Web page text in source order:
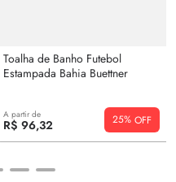
Toalha de Banho Futebol
Estampada Bahia Buettner
A partir de
R$ 96,32 25%